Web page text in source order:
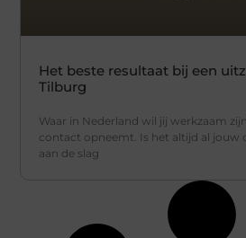
Het beste resultaat bij een
Tilburg
Waar in Nederland wil jij werkzaam
contact opneemt. Is het altijd al jouw
aan de slag